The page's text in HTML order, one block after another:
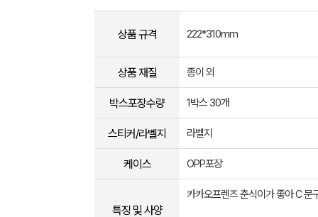
상품 규격 222*310mm
상품 재질 종이 외
박스포장수량 1박스 30개
스티커/라벨지 라벨지
케이스 OPP포장
특징 및 사양
카카오프렌즈 춘식이가 좋아 C 문